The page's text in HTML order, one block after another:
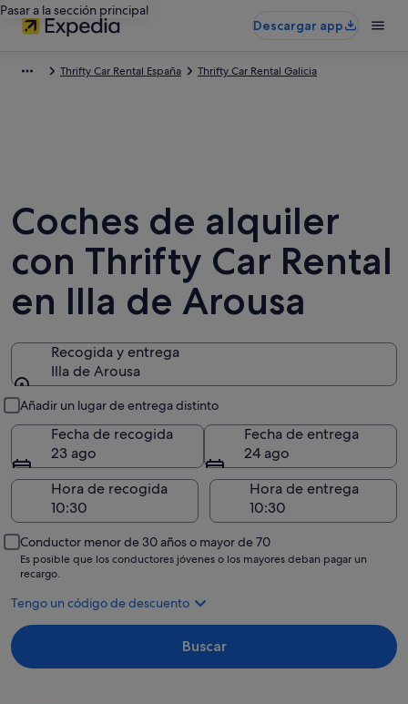
Pasar a la sección principal
Descargar app
Thrifty Car Rental España Thrifty Car Rental Galicia
Coches de alquiler
con Thrifty Car Rental
en Illa de Arousa
Recogida y entrega
Illa de Arousa
Añadir un lugar de entrega distinto
Fecha de recogida
23 ago
Fecha de entrega
24 ago
Hora de recogida
Hora de entrega
Conductor menor de 30 años o mayor de 70
Es posible que los conductores jóvenes o los mayores deban pagar un
recargo.
Tengo un código de descuento
Buscar